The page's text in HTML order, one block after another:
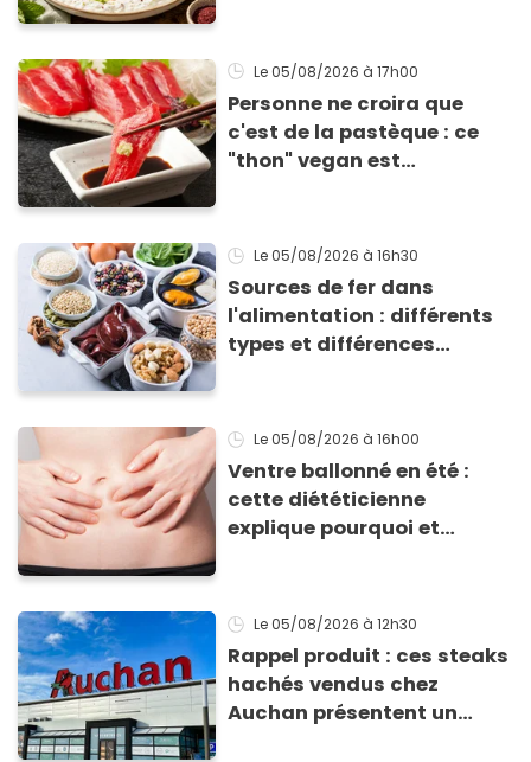
grillades
Le 05/08/2026 à 17h00
Personne ne croira que
c'est de la pastèque : ce
"thon" vegan est
Le 05/08/2026 à 16h30
Sources de fer dans
l'alimentation : différents
types et différences
Le 05/08/2026 à 16h00
Ventre ballonné en été :
cette diététicienne
explique pourquoi et
Le 05/08/2026 à 12h30
Rappel produit : ces steaks
hachés vendus chez
Auchan présentent un